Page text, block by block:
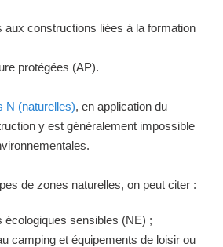
aux constructions liées à la formation
protégées (AP).
N (naturelles), en application du
y est généralement impossible
de zones naturelles, on peut citer :
écologiques sensibles (NE) ;
camping et équipements de loisir ou